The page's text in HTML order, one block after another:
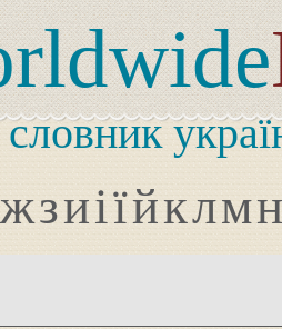
жзиіїйклмн